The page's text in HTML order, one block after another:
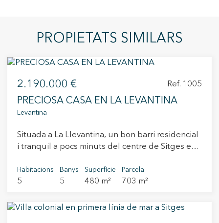
PROPIETATS SIMILARS
2.190.000 € Ref. 1005
PRECIOSA CASA EN LA LEVANTINA
Levantina
Situada a La Llevantina, un bon barri residencial
i tranquil a pocs minuts del centre de Sitges es
vistes al mar des de totes les estances. L'accés
des del carrer dóna a un pàrquing amb
primera planta es compon d'una sala
Habitacions
5
Banys
5
Superfície
480 m²
Parcela
703 m²